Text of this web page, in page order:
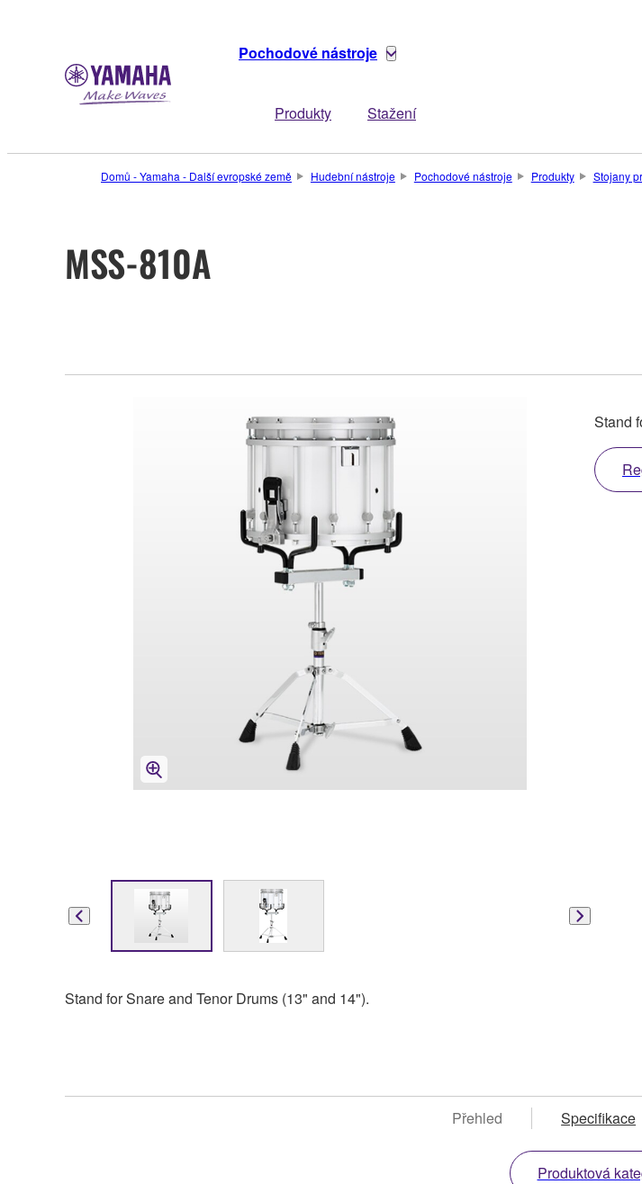
Pochodové nástroje
Produkty Stažení
Domů - Yamaha - Další evropské země Hudební nástroje Pochodové nástroje Produkty Stojany
MSS-810A
Stand
Stand for Snare and Tenor Drums (13" and 14").
Přehled Specifikace
Produktová